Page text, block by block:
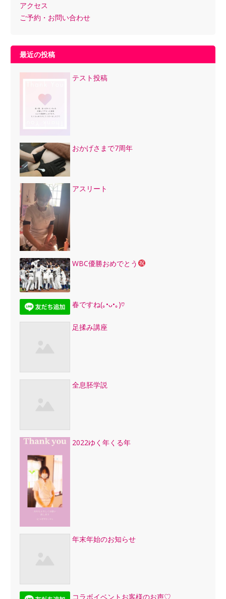
アクセス
ご予約・お問い合わせ
最近の投稿
テスト投稿
おかげさまで7周年
アスリート
WBC優勝おめでとう
春ですね(｡•ᴗ•｡)♡
足揉み講座
全息胚学説
2022ゆく年くる年
年末年始のお知らせ
コラボイベントお客様のお声♡